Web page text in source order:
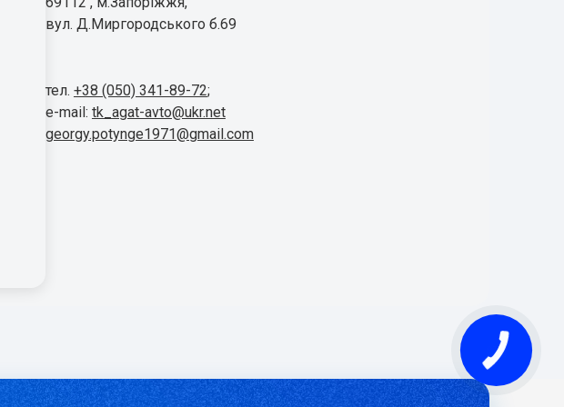
вул. Д.Миргородського б.69
тел. +38 (050) 341-89-72;
e-mail: tk_agat-avto@ukr.net
georgy.potynge1971@gmail.com